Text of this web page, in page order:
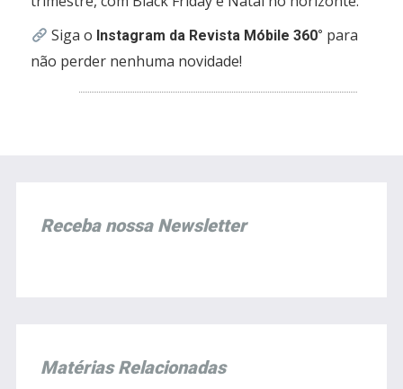
Siga o Instagram da Revista Móbile 360° para
não perder nenhuma novidade!
Receba nossa Newsletter
Matérias Relacionadas